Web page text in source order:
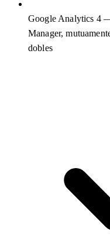
Google Analytics 4
Manager,
dobles